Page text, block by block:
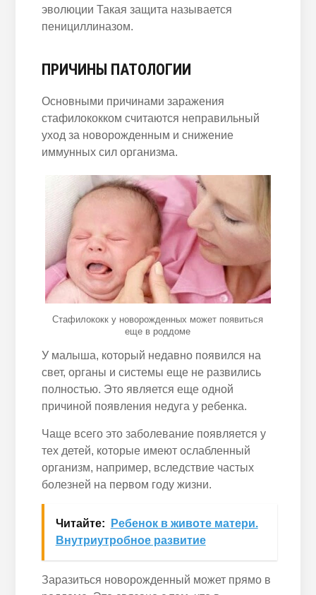
эволюции Такая защита называется
пенициллиназом.
ПРИЧИНЫ ПАТОЛОГИИ
Основными причинами заражения
стафилококком считаются неправильный
уход за новорожденным и снижение
иммунных сил организма.
Стафилококк у новорожденных может появиться
еще в роддоме
У малыша, который недавно появился на
свет, органы и системы еще не развились
полностью. Это является еще одной
причиной появления недуга у ребенка.
Чаще всего это заболевание появляется у
тех детей, которые имеют ослабленный
организм, например, вследствие частых
болезней на первом году жизни.
Читайте:
Ребенок в животе матери.
Внутриутробное развитие
Заразиться новорожденный может прямо в